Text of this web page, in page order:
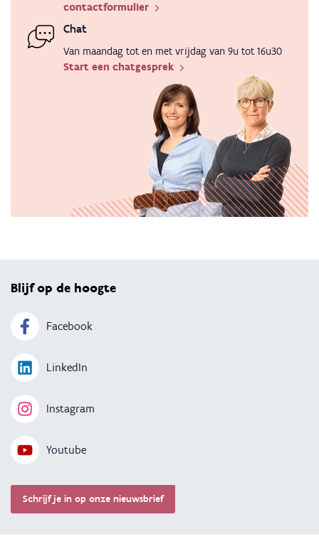
contactformulier
Chat
Van maandag tot en met vrijdag van 9u tot 16u30
Start een chatgesprek
Blijf op de hoogte
Facebook
LinkedIn
Instagram
Youtube
Schrijf je in op onze nieuwsbrief